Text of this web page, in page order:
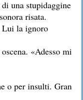
una stupidaggine
risata.
Lui la ignoro
«Adesso mi
o per insulti. Gran